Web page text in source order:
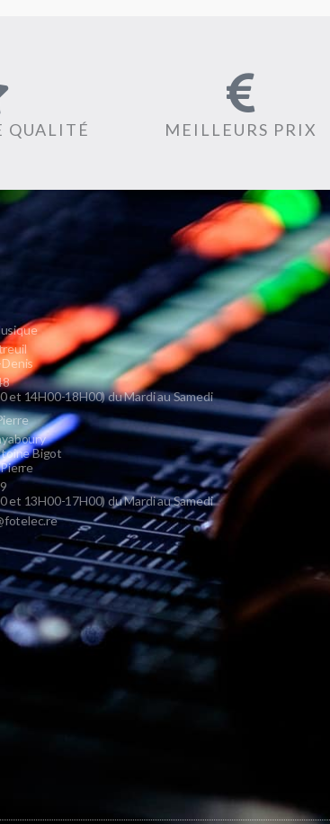
QUALITÉ MEILLEURS PRIX
et 14H00-18H00) du Mardi au Samedi
Bigot
et 13H00-17H00) du Mardi au Samedi